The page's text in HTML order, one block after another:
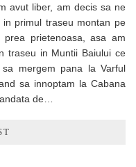
avut liber, am decis sa ne
primul traseu montan pe
prietenoasa, asa am
traseu in Muntii Baiului ce
mergem pana la Varful
sa innoptam la Cabana
de…